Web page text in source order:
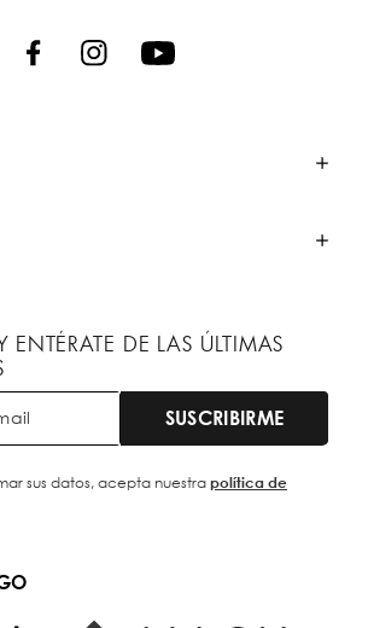
ENTÉRATE DE LAS ÚLTIMAS
SUSCRIBIRME
sus datos, acepta nuestrapolítica de